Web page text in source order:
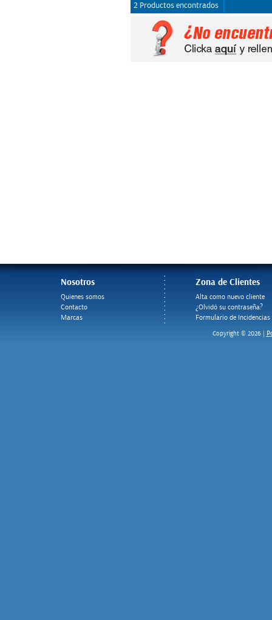
2 Productos encontrados
Nosotros
Quienes somos
Contacto
Marcas
Zona de Clientes
Alta como nuevo cliente
¿Olvidó su contraseña?
Formulario de Incidencias
Copyright © 2026 |